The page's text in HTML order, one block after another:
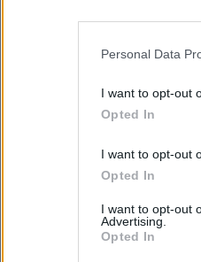
Personal Data
I want to opt-out
Opted In
I want to opt-out
Opted In
I want to opt-out
Advertising.
Opted In